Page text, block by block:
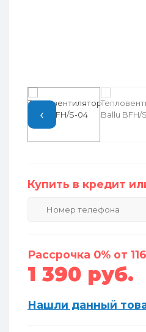
‹
Купить в кредит
Рассрочка 0% от
1 390 руб.
Нашли данный